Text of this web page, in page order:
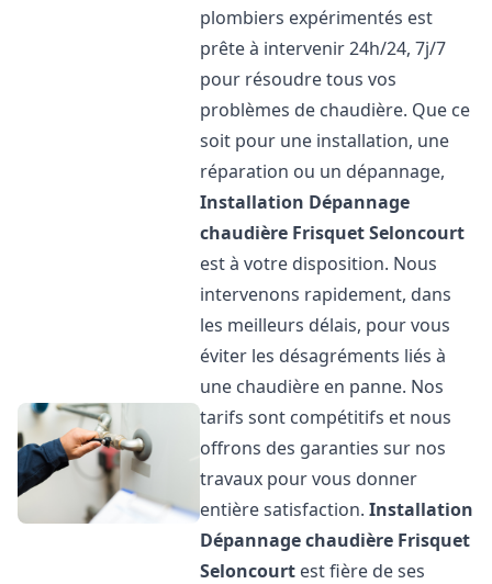
plombiers expérimentés est
prête à intervenir 24h/24, 7j/7
pour résoudre tous vos
problèmes de chaudière. Que ce
soit pour une installation, une
réparation ou un dépannage,
Installation Dépannage
chaudière FrisquetSeloncourt
est à votre disposition. Nous
intervenons rapidement, dans
les meilleurs délais, pour vous
éviter les désagréments liés à
une chaudière en panne. Nos
tarifs sont compétitifs et nous
offrons des garanties sur nos
travaux pour vous donner
entière satisfaction.Installation
Dépannage chaudière Frisquet
Seloncourt est fière de ses